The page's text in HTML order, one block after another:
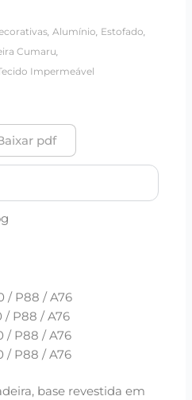
, Alumínio, Estofado,
Cumaru,
Impermeável
pdf
/ P88 / A76
/ P88 / A76
/ P88 / A76
/ P88 / A76
base revestida em